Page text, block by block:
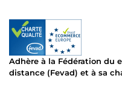
Adhère à la Fédération du
distance (Fevad) et à sa